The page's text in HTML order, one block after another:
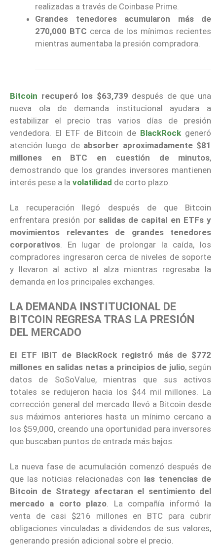
realizadas a través de Coinbase Prime.
Grandes tenedores acumularon más de
270,000 BTC cerca de los mínimos recientes
mientras aumentaba la presión compradora.
Bitcoin recuperó los $63,739 después de que una
nueva ola de demanda institucional ayudara a
estabilizar el precio tras varios días de presión
vendedora. El ETF de Bitcoin de BlackRock generó
atención luego de absorber aproximadamente $81
millones en BTC en cuestión de minutos,
demostrando que los grandes inversores mantienen
interés pese a la volatilidad de corto plazo.
La recuperación llegó después de que Bitcoin
enfrentara presión por salidas de capital en ETFs y
movimientos relevantes de grandes tenedores
corporativos . En lugar de prolongar la caída, los
compradores ingresaron cerca de niveles de soporte
y llevaron al activo al alza mientras regresaba la
demanda en los principales exchanges.
LA DEMANDA INSTITUCIONAL DE
BITCOIN REGRESA TRAS LA PRESIÓN
DEL MERCADO
El ETF IBIT de BlackRock registró más de $772
millones en salidas netas a principios de julio, según
datos de SoSoValue, mientras que sus activos
totales se redujeron hacia los $44 mil millones. La
corrección general del mercado llevó a Bitcoin desde
sus máximos anteriores hasta un mínimo cercano a
los $59,000, creando una oportunidad para inversores
que buscaban puntos de entrada más bajos.
La nueva fase de acumulación comenzó después de
que las noticias relacionadas con las tenencias de
Bitcoin de Strategy afectaran el sentimiento del
mercado a corto plazo . La compañía informó la
venta de casi $216 millones en BTC para cubrir
obligaciones vinculadas a dividendos de sus valores,
generando presión adicional sobre el precio.